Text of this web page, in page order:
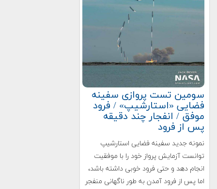
سومین تست پروازی سفینه
فضایی «استارشیپ» / فرود
موفق / انفجار چند دقیقه
پس از فرود
نمونه جدید سفینه فضایی استارشیپ
توانست آزمایش پرواز خود را با موفقیت
انجام دهد و حتی فرود خوبی داشته باشد،
اما پس از فرود آمدن به طور ناگهانی منفجر